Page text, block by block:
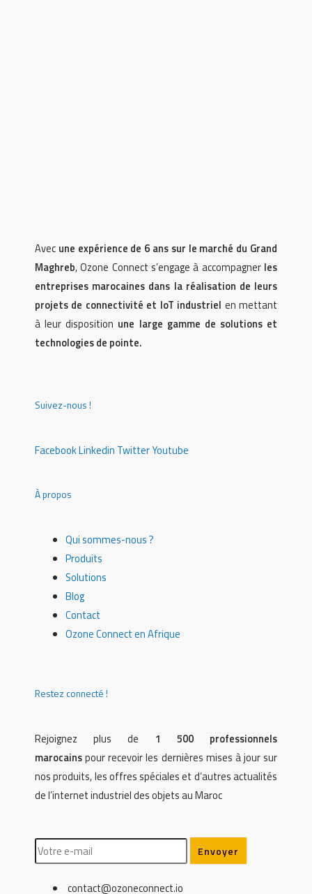
Avec une expérience de 6 ans sur le marché du Grand
Maghreb, Ozone Connect s’engage à accompagner les
entreprises marocaines dans la réalisation de leurs
projets de connectivité et IoT industriel en mettant
à leur disposition une large gamme de solutions et
technologies de pointe.
Suivez-nous !
FacebookLinkedin TwitterYoutube
À propos
Qui sommes-nous ?
Produits
Solutions
Blog
Contact
Ozone Connect en Afrique
Restez connecté !
Rejoignez plus de 1 500 professionnels
marocainspour recevoir les dernières mises à jour sur
nos produits, les offres spéciales et d’autres actualités
de l’internet industriel des objets au Maroc
contact@ozoneconnect.io